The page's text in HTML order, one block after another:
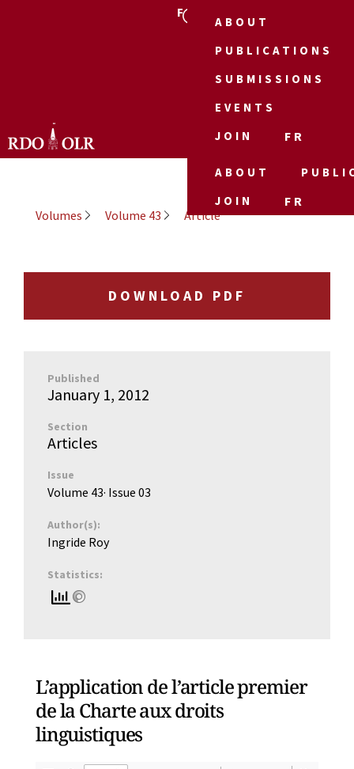
FR
ABOUT
PUBLICATIONS
SUBMISSIONS
EVENTS
JOIN
FR
ABOUT
JOIN
FR
Volumes
Volume 43 Article
L’application de l’article premier
de la Charte aux droits
linguistiques
DOWNLOAD PDF
Published
January 1, 2012
Section
Articles
Issue
Volume 43· Issue 03
Author(s):
Ingride Roy
Statistics: